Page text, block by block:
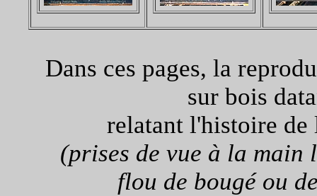
Dans ces pages, la
sur bois
relatant l'histoire de
(prises de vue à la main
flou de bougé ou